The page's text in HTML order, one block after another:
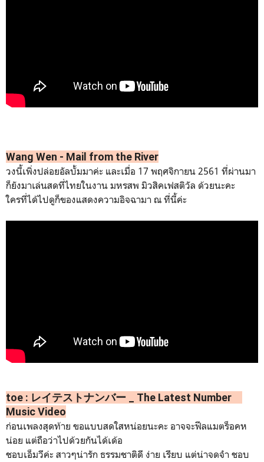
Wang Wen - Mail from the River
วงนี้เพิ่งปล่อยอัลบั้มมาค่ะ และเมื่อ 17 พฤศจิกายน 2561 ที่ผ่านมา
ก็ยังมาเล่นสดที่ไทยในงาน มหรสพ มิวสิคเฟสติวัล ด้วยนะคะ
ใครที่ได้ไปดูก็ของแสดงความอิจฉามา ณ ที่นี้ค่ะ
toe : レイテストナンバー _ The Latest Number
Music Video
ก่อนเพลงสุดท้าย ขอแบบสดใสหน่อยนะคะ อาจจะฟีลแมตร็อคห
น่อย แต่ถือว่าไปด้วยกันได้เด้อ
ชอบเอ็มวีค่ะ สาวๆน่ารัก ธรรมชาติดี ง่าย เรียบ แต่น่าจดจำ ชอบ